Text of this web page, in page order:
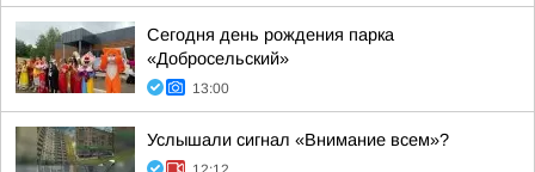
Сегодня день рождения парка
«Добросельский»
13:00
Услышали сигнал «Внимание всем»?